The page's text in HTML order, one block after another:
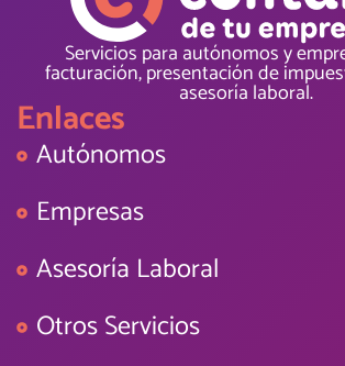
Servicios para autónomos y
facturación, presentación de
asesoría laboral.
Enlaces
Autónomos
Empresas
Asesoría Laboral
Otros Servicios